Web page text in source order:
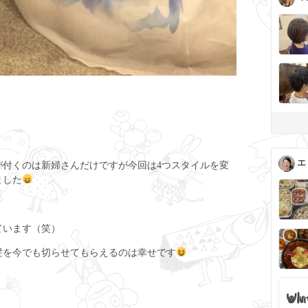
くのは新婦さんだけですが今回は4つスタイルを変
した
ます（笑）
今でも切らせてもらえるのは幸せです